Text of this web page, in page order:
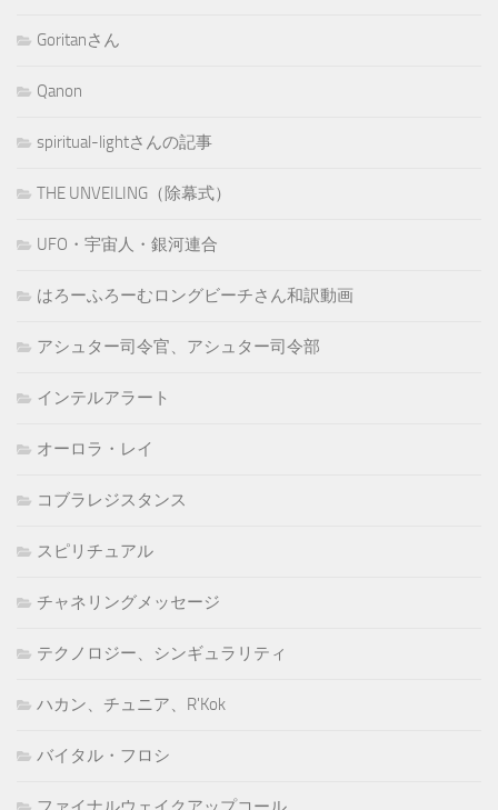
Goritanさん
Qanon
spiritual-lightさんの記事
THE UNVEILING（除幕式）
UFO・宇宙人・銀河連合
はろーふろーむロングビーチさん和訳動画
アシュター司令官、アシュター司令部
インテルアラート
オーロラ・レイ
コブラレジスタンス
スピリチュアル
チャネリングメッセージ
テクノロジー、シンギュラリティ
ハカン、チュニア、R'Kok
バイタル・フロシ